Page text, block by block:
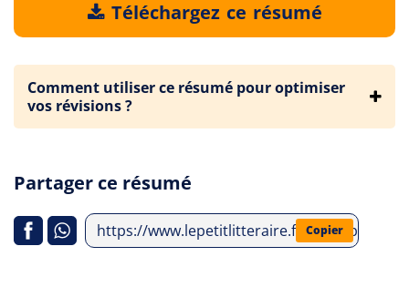
Téléchargez ce résumé
Comment utiliser ce résumé pour optimiser
vos révisions ?
Partager ce résumé
https://www.lepetitlitteraire.fr/index.php/
Copier